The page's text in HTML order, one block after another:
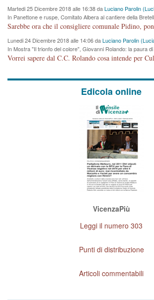
Martedi 25 Dicembre 2018 alle 16:38 daLuciano Parolin
In Panettone e ruspe, Comitato Albera al cantiere della
cronoprogramma"
Lunedi 24 Dicembre 2018 alle 14:06 daLuciano Parolin
In Mostra "Il trionfo del colore", Giovanni Rolando: la paura
Edicola online
VicenzaPiù
Leggi il numero 303
Punti di distribuzione
Articoli commentabili